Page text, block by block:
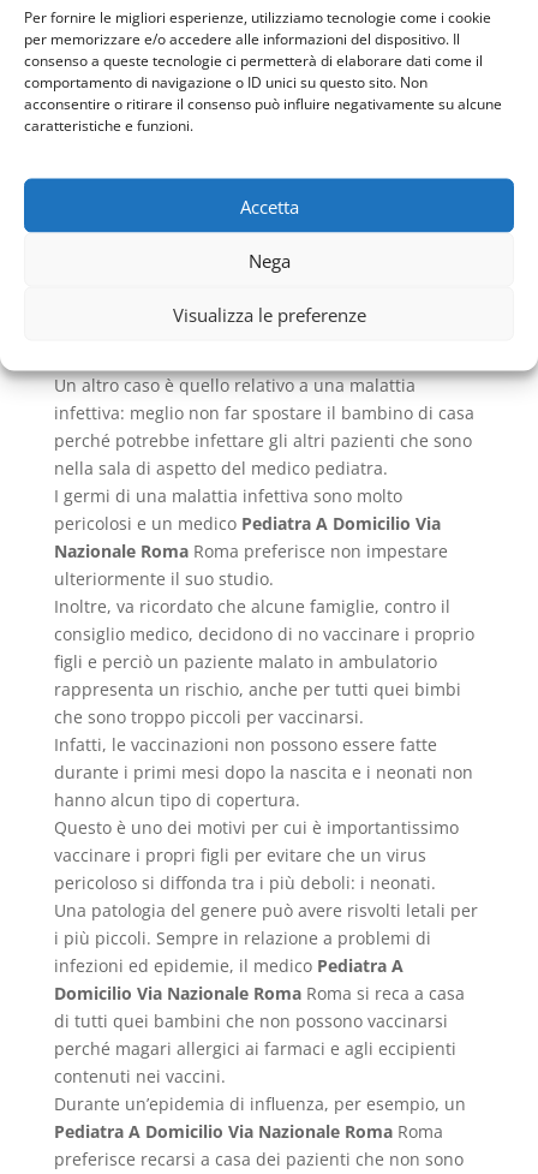
Per fornire le migliori esperienze, utilizziamo tecnologie come i cookie
per memorizzare e/o accedere alle informazioni del dispositivo. Il
consenso a queste tecnologie ci permetterà di elaborare dati come il
comportamento di navigazione o ID unici su questo sito. Non
acconsentire o ritirare il consenso può influire negativamente su alcune
caratteristiche e funzioni.
Accetta
Nega
Visualizza le preferenze
A domicilio.
Ci sono alcuni casi in cui non è necessario recarsi
presso l’ambulatorio per vedere il dottore, ma il
Pediatra A Domicilio Via Nazionale RomaRoma si
reca direttamente dal suo piccolo paziente a casa
Roma possono essere diversi. Il
non si potesse muovere a causa di un trauma o una
patologia di carattere cronico che costringe il piccolo
a letto, magari attaccato a diversi macchinari
Un altro caso è quello relativo a una malattia
infettiva: meglio non far spostare il bambino di casa
perché potrebbe infettare gli altri pazienti che sono
nella sala di aspetto del medico pediatra.
I germi di una malattia infettiva sono molto
pericolosi e un medico Pediatra A Domicilio Via
Nazionale RomaRoma preferisce non impestare
ulteriormente il suo studio.
Inoltre, va ricordato che alcune famiglie, contro il
consiglio medico, decidono di no vaccinare i proprio
figli e perciò un paziente malato in ambulatorio
rappresenta un rischio, anche per tutti quei bimbi
che sono troppo piccoli per vaccinarsi.
Infatti, le vaccinazioni non possono essere fatte
durante i primi mesi dopo la nascita e i neonati non
hanno alcun tipo di copertura.
Questo è uno dei motivi per cui è importantissimo
vaccinare i propri figli per evitare che un virus
pericoloso si diffonda tra i più deboli: i neonati.
Una patologia del genere può avere risvolti letali per
i più piccoli. Sempre in relazione a problemi di
infezioni ed epidemie, il medico Pediatra A
Domicilio Via Nazionale RomaRoma si reca a casa
di tutti quei bambini che non possono vaccinarsi
perché magari allergici ai farmaci e agli eccipienti
contenuti nei vaccini.
Durante un’epidemia di influenza, per esempio, un
Pediatra A Domicilio Via Nazionale RomaRoma
preferisce recarsi a casa dei pazienti che non sono